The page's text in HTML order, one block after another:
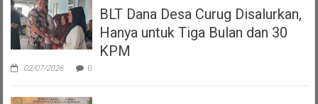
BLT Dana Desa Curug Disalurkan,
Hanya untuk Tiga Bulan dan 30
KPM
02/07/2026 0